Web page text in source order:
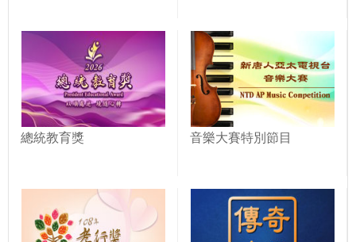
總統教育獎 音樂大賽特別節目